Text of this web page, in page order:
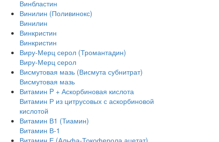
Винбластин
Винилин (Поливинокс)
Винилин
Винкристин
Винкристин
Виру-Мерц серол (Тромантадин)
Виру-Мерц серол
Висмутовая мазь (Висмута субнитрат)
Висмутовая мазь
Витамин P + Аскорбиновая кислота
Витамин Р из цитрусовых с аскорбиновой
кислотой
Витамин В1 (Тиамин)
Витамин В-1
Витамин Е (Альфа-Токоферола ацетат)